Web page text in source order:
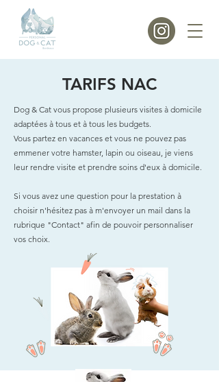
TARIFS NAC
Dog & Cat vous propose plusieurs visites à domicile
adaptées à tous et à tous les budgets.
Vous partez en vacances et vous ne pouvez pas
emmener votre hamster, lapin ou oiseau, je viens
leur rendre visite et prendre soins d'eux à domicile.
Si vous avez une question pour la prestation à
choisir n'hésitez pas à m'envoyer un mail dans la
rubrique "Contact" afin de pouvoir personnaliser
vos choix.